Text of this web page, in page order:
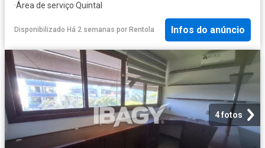
·Área de serviço·Quintal
Disponibilizado Há 2 semanas por Rentola Infos do anúncio
4 fotos